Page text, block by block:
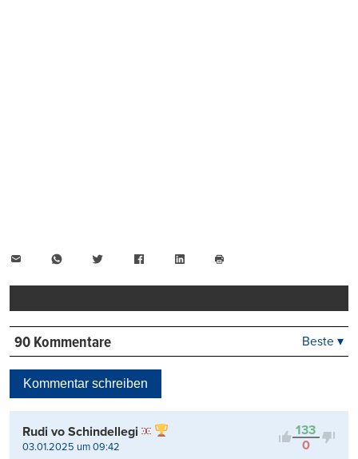
WhatsAppTwitter FacebookLinkedIn
drucken
90 Kommentare
Kontrovers
Beste ▾
Kommentar schreiben
133
0
Rudi vo Schindellegi
03.01.2025 um 09:42